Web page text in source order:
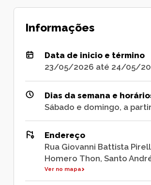
Informações
Data de inicio e término
23/05/2026 até 24/05/
Dias da semana e
Sábado e domingo, a
Endereço
Rua Giovanni Battista
Homero Thon, Santo
Ver no mapa